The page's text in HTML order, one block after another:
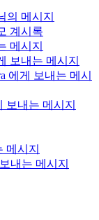
의 메시지
계시록
메시지
보내는 메시지
에게 보내는 메시
보내는 메시지
메시지
내는 메시지